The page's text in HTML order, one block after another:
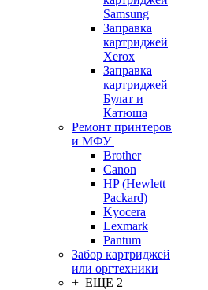
Samsung
Заправка
картриджей
Xerox
Заправка
картриджей
Булат и
Катюша
Ремонт принтеров
и МФУ
Brother
Canon
HP (Hewlett
Packard)
Kyocera
Lexmark
Pantum
Забор картриджей
или оргтехники
+ ЕЩЕ 2